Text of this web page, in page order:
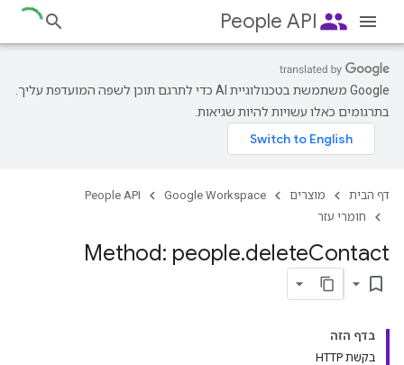
people
People API
‫Google משתמשת בטכנולוגיית AI כדי לתרגם תוכן לשפה המועדפת עליך.
בתרגומים כאלו עשויות להיות שגיאות.
דף הבית מוצרים Google Workspace
People API
חומרי עזר
Method: people.deleteContact
bookmark_border
בדף הזה
בקשת HTTP